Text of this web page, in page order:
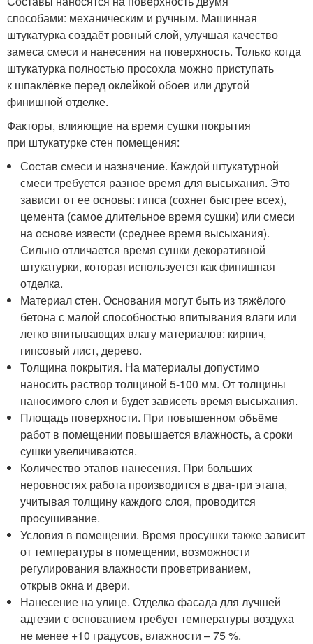
способами: механическим и ручным. Машинная
штукатурка создаёт ровный слой, улучшая качество
замеса смеси и нанесения на поверхность. Только когда
штукатурка полностью просохла можно приступать
к шпаклёвке перед оклейкой обоев или другой
финишной отделке.
Факторы, влияющие на время сушки покрытия
при штукатурке стен помещения:
Состав смеси и назначение. Каждой штукатурной
смеси требуется разное время для высыхания. Это
зависит от ее основы: гипса (сохнет быстрее всех),
цемента (самое длительное время сушки) или смеси
на основе извести (среднее время высыхания).
Сильно отличается время сушки декоративной
штукатурки, которая используется как финишная
отделка.
Материал стен. Основания могут быть из тяжёлого
бетона с малой способностью впитывания влаги или
легко впитывающих влагу материалов: кирпич,
гипсовый лист, дерево.
Толщина покрытия. На материалы допустимо
наносить раствор толщиной 5-100 мм. От толщины
наносимого слоя и будет зависеть время высыхания.
Площадь поверхности. При повышенном объёме
работ в помещении повышается влажность, а сроки
сушки увеличиваются.
Количество этапов нанесения. При больших
неровностях работа производится в два-три этапа,
учитывая толщину каждого слоя, проводится
просушивание.
Условия в помещении. Время просушки также зависит
от температуры в помещении, возможности
регулирования влажности проветриванием,
открыв окна и двери.
Нанесение на улице. Отделка фасада для лучшей
адгезии с основанием требует температуры воздуха
не менее +10 градусов, влажности – 75 %.